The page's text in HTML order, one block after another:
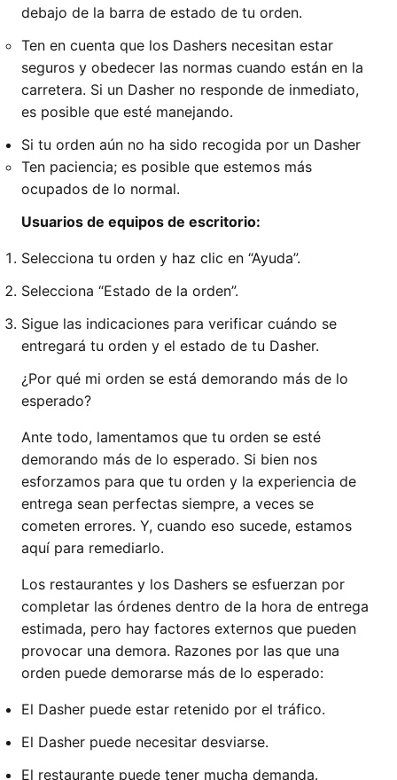
debajo de la barra de estado de tu orden.
Ten en cuenta que los Dashers necesitan estar
seguros y obedecer las normas cuando están en la
carretera. Si un Dasher no responde de inmediato,
es posible que esté manejando.
Si tu orden aún no ha sido recogida por un Dasher
Ten paciencia; es posible que estemos más
ocupados de lo normal.
Usuarios de equipos de escritorio:
Selecciona tu orden y haz clic en “Ayuda”.
Selecciona “Estado de la orden”.
Sigue las indicaciones para verificar cuándo se
entregará tu orden y el estado de tu Dasher.
¿Por qué mi orden se está demorando más de lo
esperado?
Ante todo, lamentamos que tu orden se esté
demorando más de lo esperado. Si bien nos
esforzamos para que tu orden y la experiencia de
entrega sean perfectas siempre, a veces se
cometen errores. Y, cuando eso sucede, estamos
aquí para remediarlo.
Los restaurantes y los Dashers se esfuerzan por
completar las órdenes dentro de la hora de entrega
estimada, pero hay factores externos que pueden
provocar una demora. Razones por las que una
orden puede demorarse más de lo esperado:
El Dasher puede estar retenido por el tráfico.
El Dasher puede necesitar desviarse.
El restaurante puede tener mucha demanda.